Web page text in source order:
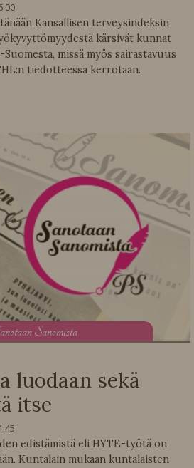
Kansallisen terveysindeksin
kärsivät kunnat
missä myös sairastavuus
tiedotteessa kerrotaan.
anotaan Sanomista
luodaan sekä
itse
edistämistä eli HYTE-työtä on
Kuntalain mukaan kuntalaisten